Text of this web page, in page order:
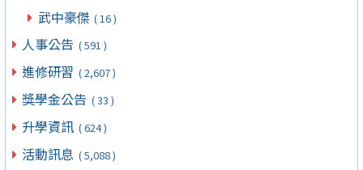
武中豪傑 ( 16 )
人事公告 ( 591 )
進修研習 ( 2,607 )
獎學金公告 ( 33 )
升學資訊 ( 624 )
活動訊息 ( 5,088 )